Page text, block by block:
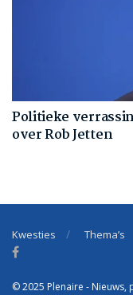
Politieke
over Rob Jetten
Kwesties Thema’s
© 2025 Plenaire -